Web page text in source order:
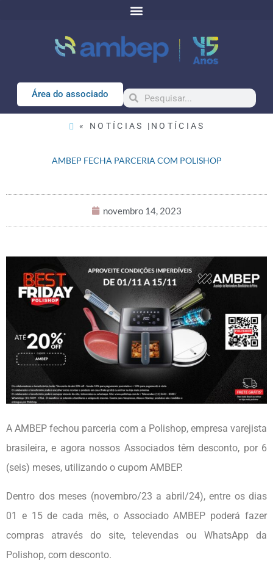
Área do associado
« NOTÍCIAS | NOTÍCIAS
AMBEP FECHA PARCERIA COM POLISHOP
novembro 14, 2023
A AMBEP fechou parceria com a Polishop, empresa varejista
brasileira, e agora nossos Associados têm desconto, por 6
(seis) meses, utilizando o cupom AMBEP.
Dentro dos meses (novembro/23 a abril/24), entre os dias
01 e 15 de cada mês, o Associado AMBEP poderá fazer
compras através do site, televendas ou WhatsApp da
Polishop, com desconto.